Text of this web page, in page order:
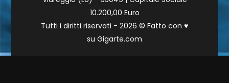
10.200,00 Euro
Tutti i diritti riservati - 2026 © Fatto con ♥
su Gigarte.com